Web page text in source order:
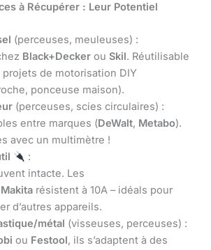
à Récupérer : Leur Potentiel
(perceuses, meuleuses) :
Black+Deckerou Skil. Réutilisable
projets de motorisation DIY
ponceuse maison).
(perceuses, scies circulaires) :
entre marques (DeWalt, Metabo).
avec un multimètre !
:
intacte. Les
Makitarésistent à 10A – idéals pour
d’autres appareils.
métal (visseuses, perceuses) :
ou Festool, ils s’adaptent à des